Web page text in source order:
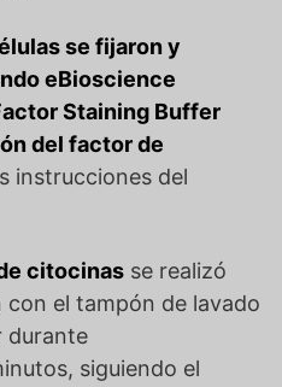
se fijaron y
eBioscience
Staining Buffer
del factor de
instrucciones del
citocinas se realizó
el tampón de lavado
durante
siguiendo el